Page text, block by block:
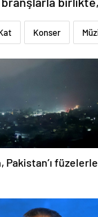
Konser
Pakistan’ı füzelerle